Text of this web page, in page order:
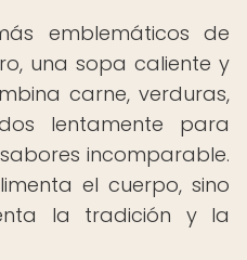
emblemáticos de
una sopa caliente y
carne, verduras,
lentamente para
incomparable.
el cuerpo, sino
la tradición y la